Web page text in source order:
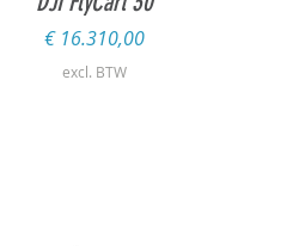
Prijs
€ 16.310,00
excl. BTW